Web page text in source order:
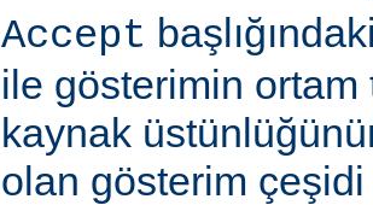
Accept
ile gösterimin
kaynak
olan gösterim